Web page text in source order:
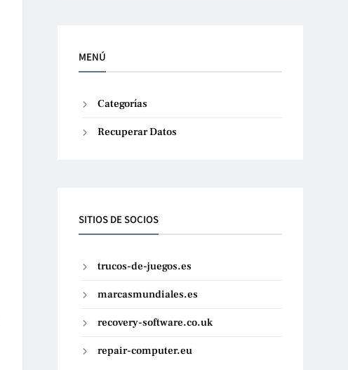
MENÚ
Categorías
Recuperar Datos
SITIOS DE SOCIOS
trucos-de-juegos.es
marcasmundiales.es
recovery-software.co.uk
repair-computer.eu